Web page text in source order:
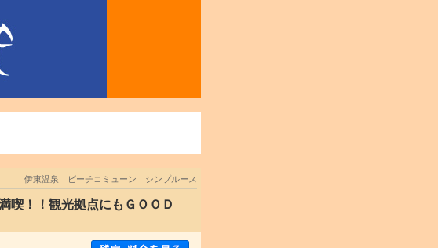
伊東温泉 ビーチコミューン シンプルース
喫！！観光拠点にもＧＯＯＤ